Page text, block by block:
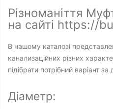
Різноманіття
на сайті https://
В нашому каталозі
канализаційних різних
підібрати потрібний варіант
Діаметр: